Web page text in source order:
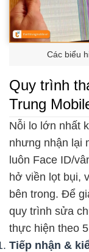
Các biểu
Quy trình
Trung
Nỗi lo lớn nhất
nhưng nhận lại
luôn Face ID/
hở viền lọt bụi,
bên trong. Để
quy trình sửa
thực hiện theo
Tiếp nhận &